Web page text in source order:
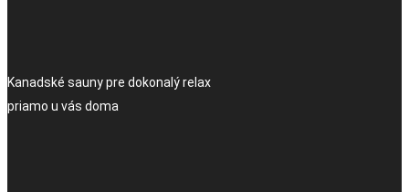
Kanadské sauny pre dokonalý relax
priamo u vás doma